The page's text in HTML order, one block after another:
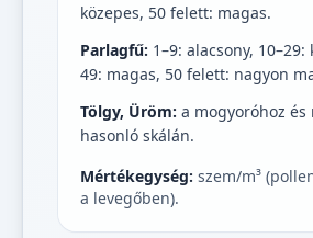
közepes, 50 felett: magas.
Parlagfű: 1–9: alacsony, 10–29:
49: magas, 50 felett: nagyon
Tölgy, Üröm: a mogyoróhoz és
hasonló skálán.
Mértékegység: szem/m³
a levegőben).